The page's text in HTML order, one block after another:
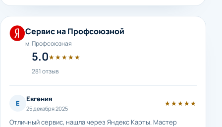
Сервис на Профсоюзной
м. Профсоюзная
5.0★★★★★
281 отзыв
Е Евгения
25 декабря 2025
★★★★★
Отличный сервис, нашла через Яндекс Карты. Мастер